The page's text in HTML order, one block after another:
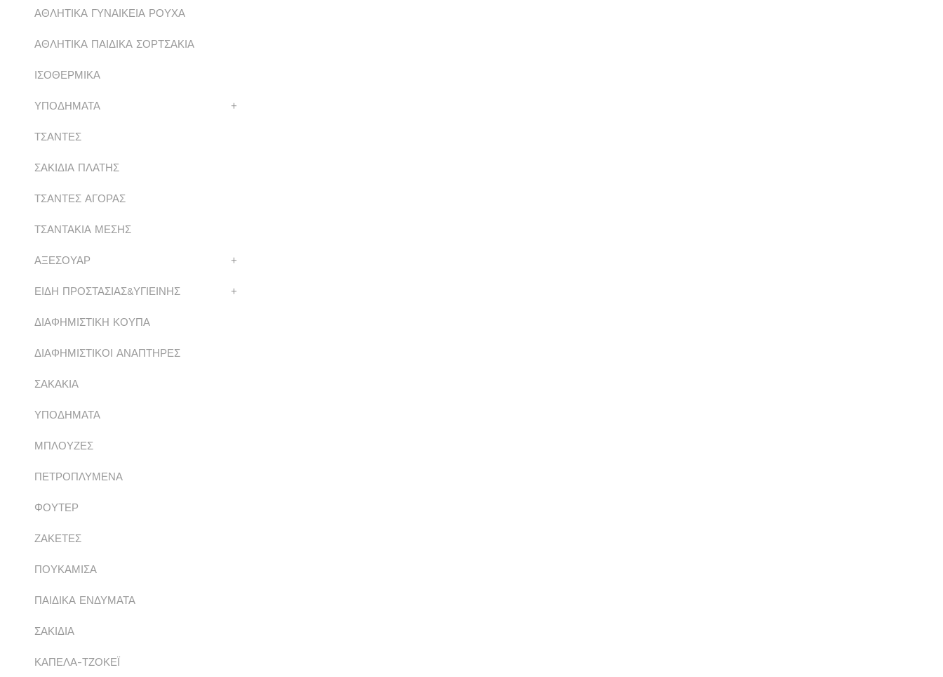
ΑΘΛΗΤΙΚΑ ΓΥΝΑΙΚΕΙΑ ΡΟΥΧΑ
ΑΘΛΗΤΙΚΑ ΠΑΙΔΙΚΑ ΣΟΡΤΣΑΚΙΑ
ΙΣΟΘΕΡΜΙΚΑ
ΥΠΟΔΗΜΑΤΑ +
ΤΣΑΝΤΕΣ
ΣΑΚΙΔΙΑ ΠΛΑΤΗΣ
ΤΣΑΝΤΕΣ ΑΓΟΡΑΣ
ΤΣΑΝΤΑΚΙΑ ΜΕΣΗΣ
ΑΞΕΣΟΥΑΡ +
ΕΙΔΗ ΠΡΟΣΤΑΣΙΑΣ&ΥΓΙΕΙΝΗΣ +
ΔΙΑΦΗΜΙΣΤΙΚΗ ΚΟΥΠΑ
ΔΙΑΦΗΜΙΣΤΙΚΟΙ ΑΝΑΠΤΗΡΕΣ
ΣΑΚΑΚΙΑ
ΥΠΟΔΗΜΑΤΑ
ΜΠΛΟΥΖΕΣ
ΠΕΤΡΟΠΛΥΜΕΝΑ
ΦΟΥΤΕΡ
ΖΑΚΕΤΕΣ
ΠΟΥΚΑΜΙΣΑ
ΠΑΙΔΙΚΑ ΕΝΔΥΜΑΤΑ
ΣΑΚΙΔΙΑ
ΚΑΠΕΛΑ-ΤΖΟΚΕΪ